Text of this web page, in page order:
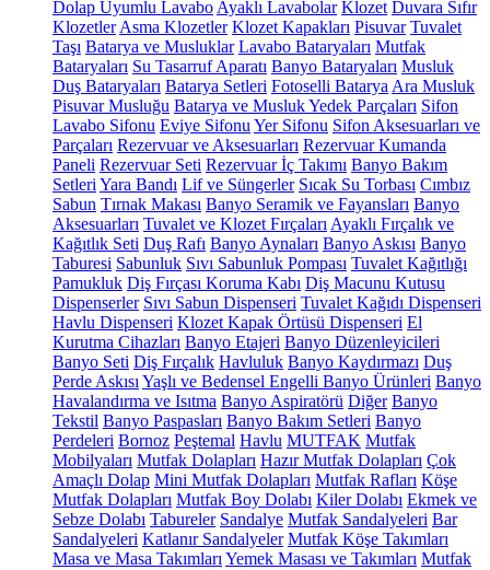
Dolap Uyumlu Lavabo Ayaklı Lavabolar Klozet Duvara Sıfır
Klozetler Asma Klozetler Klozet Kapakları Pisuvar Tuvalet
Taşı Batarya ve Musluklar Lavabo Bataryaları Mutfak
Bataryaları Su Tasarruf Aparatı Banyo Bataryaları Musluk
Duş Bataryaları Batarya Setleri Fotoselli Batarya Ara Musluk
Pisuvar Musluğu Batarya ve Musluk Yedek Parçaları Sifon
Lavabo Sifonu Eviye Sifonu Yer Sifonu Sifon Aksesuarları ve
Parçaları Rezervuar ve Aksesuarları Rezervuar Kumanda
Paneli Rezervuar Seti Rezervuar İç Takımı Banyo Bakım
Setleri Yara Bandı Lif ve Süngerler Sıcak Su Torbası Cımbız
Sabun Tırnak Makası Banyo Seramik ve Fayansları Banyo
Aksesuarları Tuvalet ve Klozet Fırçaları Ayaklı Fırçalık ve
Kağıtlık Seti Duş Rafı Banyo Aynaları Banyo Askısı Banyo
Taburesi Sabunluk Sıvı Sabunluk Pompası Tuvalet Kağıtlığı
Pamukluk Diş Fırçası Koruma Kabı Diş Macunu Kutusu
Dispenserler Sıvı Sabun Dispenseri Tuvalet Kağıdı Dispenseri
Havlu Dispenseri Klozet Kapak Örtüsü Dispenseri El
Kurutma Cihazları Banyo Etajeri Banyo Düzenleyicileri
Banyo Seti Diş Fırçalık Havluluk Banyo Kaydırmazı Duş
Perde Askısı Yaşlı ve Bedensel Engelli Banyo Ürünleri Banyo
Havalandırma ve Isıtma Banyo Aspiratörü Diğer Banyo
Tekstil Banyo Paspasları Banyo Bakım Setleri Banyo
Perdeleri Bornoz Peştemal Havlu MUTFAK Mutfak
Mobilyaları Mutfak Dolapları Hazır Mutfak Dolapları Çok
Amaçlı Dolap Mini Mutfak Dolapları Mutfak Rafları Köşe
Mutfak Dolapları Mutfak Boy Dolabı Kiler Dolabı Ekmek ve
Sebze Dolabı Tabureler Sandalye Mutfak Sandalyeleri Bar
Sandalyeleri Katlanır Sandalyeler Mutfak Köşe Takımları
Masa ve Masa Takımları Yemek Masası ve Takımları Mutfak